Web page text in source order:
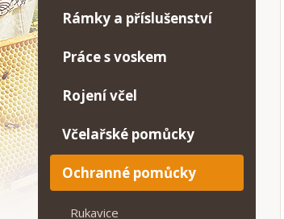
Rámky a příslušenství
Práce s voskem
Rojení včel
Včelařské pomůcky
Ochranné pomůcky
Rukavice